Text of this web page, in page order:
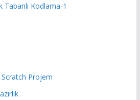
Tabanlı Kodlama-1
Scratch Projem